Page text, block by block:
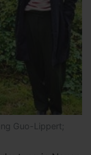
Guo-Lippert;